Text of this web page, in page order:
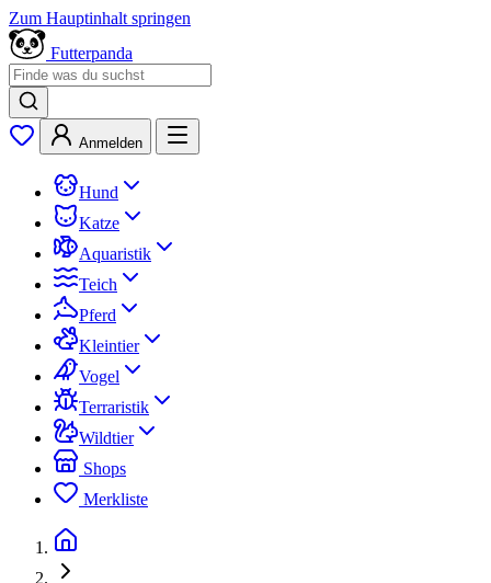
Zum Hauptinhalt springen
Futterpanda
Anmelden
Hund
Katze
Aquaristik
Teich
Pferd
Kleintier
Vogel
Terraristik
Wildtier
Shops
Merkliste